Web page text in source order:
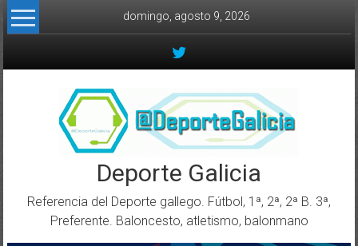
Skip to content
domingo, agosto 9, 2026
Deporte Galicia
Referencia del Deporte gallego. Fútbol, 1ª, 2ª, 2ª B. 3ª,
Preferente. Baloncesto, atletismo, balonmano